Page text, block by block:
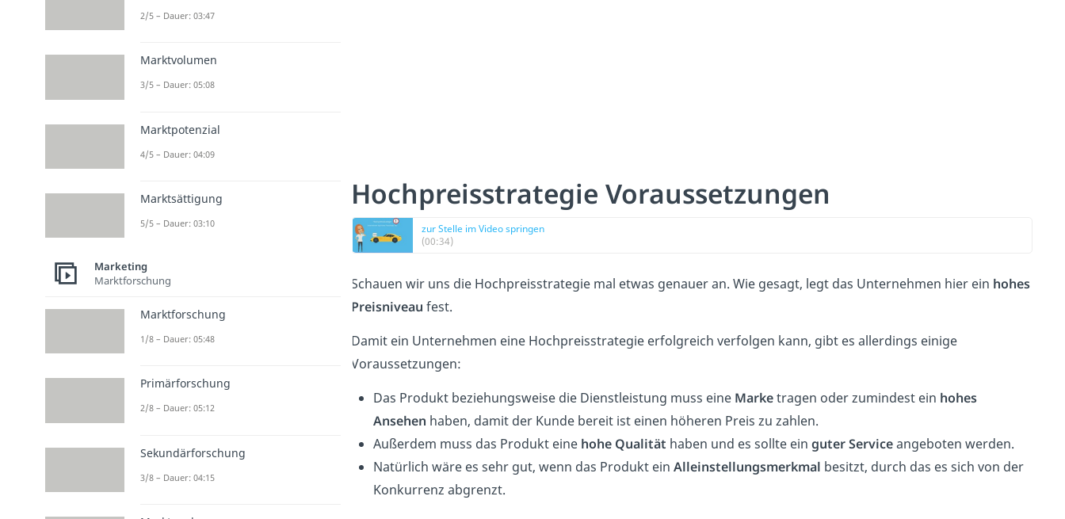
Hochpreisstrategie Voraussetzungen
zur Stelle im Video springen
(00:34)
Schauen wir uns die Hochpreisstrategie mal etwas genauer an. Wie gesagt, legt das Unternehmen hier ein hohes
Preisniveau fest.
Damit ein Unternehmen eine Hochpreisstrategie erfolgreich verfolgen kann, gibt es allerdings einige
Voraussetzungen:
Das Produkt beziehungsweise die Dienstleistung muss eine Marketragen oder zumindest ein hohes
Ansehen haben, damit der Kunde bereit ist einen höheren Preis zu zahlen.
Außerdem muss das Produkt eine hohe Qualität haben und es sollte ein guter Serviceangeboten werden.
Natürlich wäre es sehr gut, wenn das Produkt ein Alleinstellungsmerkmal besitzt, durch das es sich von der
Konkurrenz abgrenzt.
2/5 – Dauer: 03:47
Marktvolumen
3/5 – Dauer: 05:08
Marktpotenzial
4/5 – Dauer: 04:09
Marktsättigung
5/5 – Dauer: 03:10
Marketing
Marktforschung
Marktforschung
1/8 – Dauer: 05:48
Primärforschung
2/8 – Dauer: 05:12
Sekundärforschung
3/8 – Dauer: 04:15